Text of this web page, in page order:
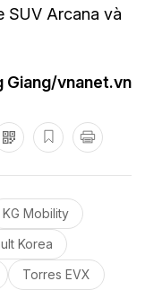
SUV Arcana và
Giang/vnanet.vn
KG Mobility
Korea
Torres EVX